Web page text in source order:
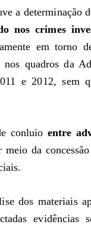
a determinação
nos crimes
em torno
quadros da
e 2012, sem
conluioentre
da
dos materiais
evidências